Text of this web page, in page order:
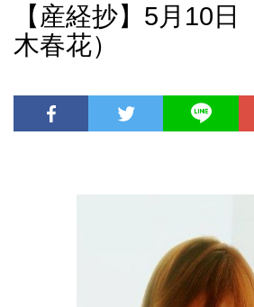
【産経抄】5月10日
木春花）